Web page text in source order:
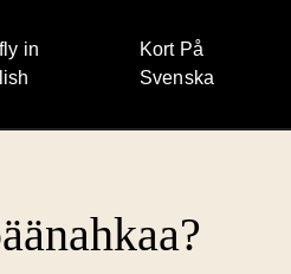
in
Kort På
Svenska